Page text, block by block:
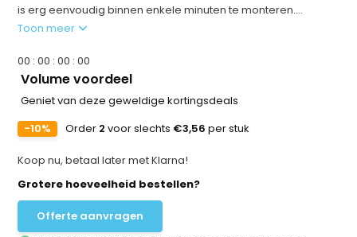
is erg eenvoudig binnen enkele minuten te monteren....
Toon meer
00 :00 :00 :00
Volume voordeel
Geniet van deze geweldige kortingsdeals
-10%
Order 2 voor slechts €3,56 per stuk
Koop nu, betaal later met Klarna!
Grotere hoeveelheid bestellen?
Offerte aanvragen